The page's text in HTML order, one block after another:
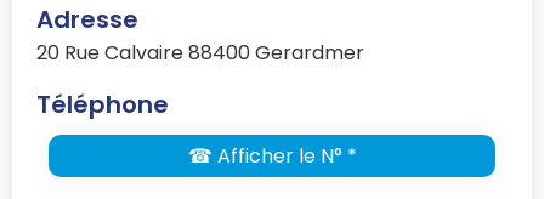
Adresse
20 Rue Calvaire 88400 Gerardmer
Téléphone
☎ Afficher le N° *